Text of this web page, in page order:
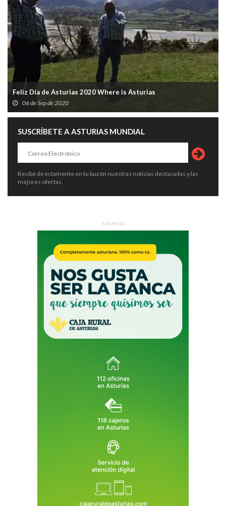
Feliz Día de Asturias 2020 Where is Asturias
06 de Sep de 2020
SUSCRÍBETE A ASTURIAS MUNDIAL
Recibe directamente en tu buzón nuestras noticias destacadas y las
mejores ofertas.
ANUNCIO